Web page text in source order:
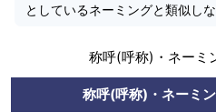
としているネーミングと類似し
称呼(呼称)・ネーミ
称呼(呼称)・ネーミ